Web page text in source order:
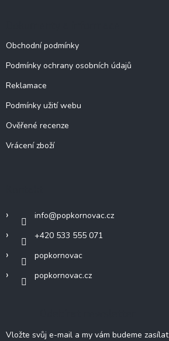
Obchodní podmínky
Podmínky ochrany osobních údajů
Reklamace
Podmínky užití webu
Ověřené recenze
Vrácení zboží
info@popkornovac.cz
+420 533 555 071
popkornovac
popkornovac.cz
Vložte svůj e-mail a my vám budeme zasílat